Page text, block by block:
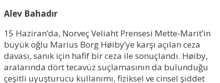
Alev Bahadır
15 Haziran’da, Norveç Veliaht Prensesi Mette-Marit’in
büyük oğlu Marius Borg Høiby’ye karşı açılan ceza
davası, sanık için hafif bir ceza ile sonuçlandı. Høiby,
aralarında dört tecavüz suçlamasının da bulunduğu
çeşitli uyuşturucu kullanımı, fiziksel ve cinsel şiddet